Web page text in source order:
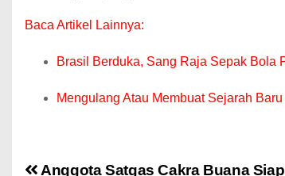
Baca Artikel Lainnya:
Brasil Berduka, Sang Raja Sepak Bola
Mengulang Atau Membuat Sejarah Baru
Anggota Satgas Cakra Buana Siap